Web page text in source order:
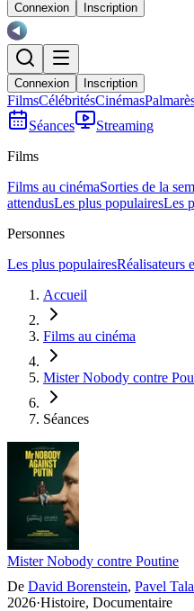
Connexion Inscription
Connexion Inscription
FilmsCélébritésCinémas
Séances
Streaming
Films
Films au cinémaSorties de la
attendusLes plus populairesLes
Personnes
Les plus populairesRéalisateurs
Accueil
Films au cinéma
Mister Nobody contre
Séances
Mister Nobody contre Poutine
De David Borenstein, Pavel
2026·Histoire, Documentaire